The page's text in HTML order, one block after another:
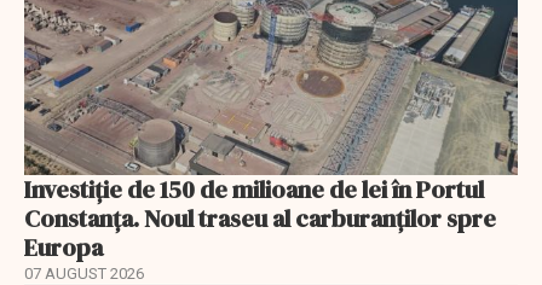
Investiție de 150 de milioane de lei în Portul
Constanța. Noul traseu al carburanților spre
Europa
07 AUGUST 2026